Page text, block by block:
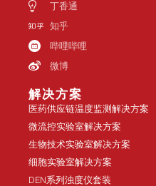
丁香通
知乎
哔哩哔哩
微博
解决方案
医药供应链温度监测解决方案
微流控实验室解决方案
生物技术实验室解决方案
细胞实验室解决方案
DEN系列浊度仪套装